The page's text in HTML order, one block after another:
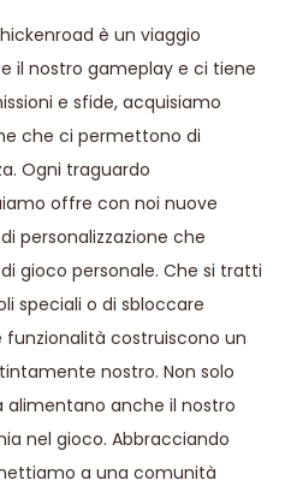
è un viaggio
il nostro gameplay e ci tiene
e sfide, acquisiamo
che ci permettono di
Ogni traguardo
offre con noi nuove
personalizzazione che
gioco personale. Che si tratti
speciali o di sbloccare
costruiscono un
nostro. Non solo
anche il nostro
nel gioco. Abbracciando
a una comunità